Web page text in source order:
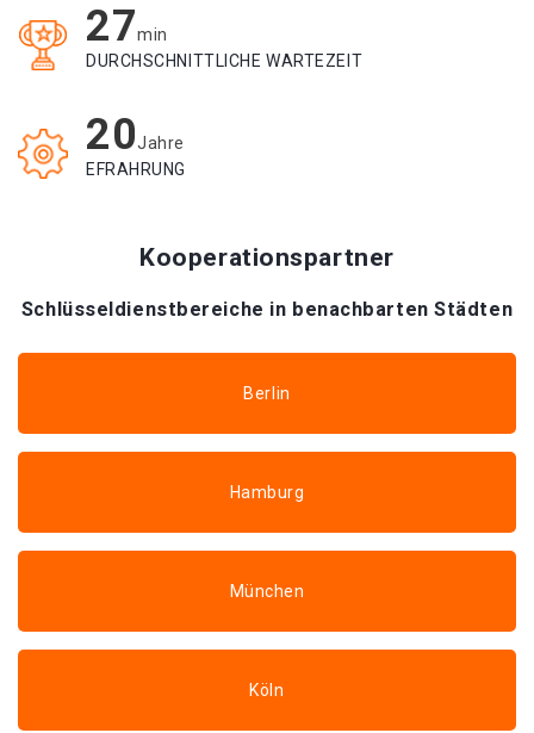
27min
DURCHSCHNITTLICHE WARTEZEIT
20Jahre
EFRAHRUNG
Kooperationspartner
Schlüsseldienstbereiche in benachbarten Städten
Berlin
Hamburg
München
Köln